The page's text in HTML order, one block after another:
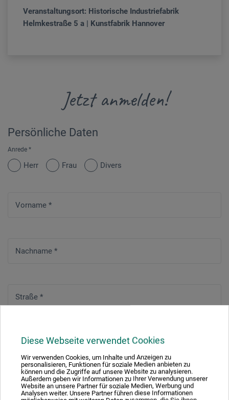
Diese Webseite verwendet Cookies
Wir verwenden Cookies, um Inhalte und Anzeigen zu
personalisieren, Funktionen für soziale Medien anbieten zu
können und die Zugriffe auf unsere Website zu analysieren.
Außerdem geben wir Informationen zu Ihrer Verwendung unserer
Website an unsere Partner für soziale Medien, Werbung und
Analysen weiter. Unsere Partner führen diese Informationen
Veranstaltungsort: Historische Industriefabrik
Helmkestraße 5 a | Kunstfabrik Hannover
Jetzt anmelden!
Persönliche Daten
Anrede *
Herr Frau Divers
Vorname *
Nachname *
Straße *
Hausnummer*
Adresszusatz / Firma